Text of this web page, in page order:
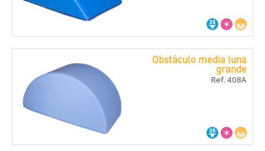
Obstáculo media luna
grande
Ref. 408A